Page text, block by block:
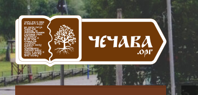
Skip
content
Skip
left
sidebar
Skip
footer